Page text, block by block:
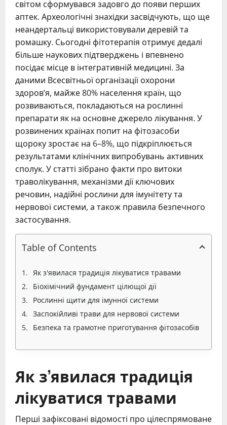
світом сформувався задовго до появи перших
аптек. Археологічні знахідки засвідчують, що ще
неандертальці використовували деревій та
ромашку. Сьогодні фітотерапія отримує дедалі
більше наукових підтверджень і впевнено
посідає місце в інтегративній медицині. За
даними Всесвітньої організації охорони
здоров’я, майже 80% населення країн, що
розвиваються, покладаються на рослинні
препарати як на основне джерело лікування. У
розвинених країнах попит на фітозасоби
щороку зростає на 6–8%, що підкріплюється
результатами клінічних випробувань активних
сполук. У статті зібрано факти про витоки
траволікування, механізми дії ключових
речовин, надійні рослини для імунітету та
нервової системи, а також правила безпечного
застосування.
Table of Contents
Як з'явилася традиція лікуватися травами
Біохімічний фундамент цілющої дії
Рослинні щити для імунної системи
Заспокійливі трави для нервової системи
Безпека та грамотне приготування фітозасобів
Як з’явилася традиція
лікуватися травами
Перші зафіксовані відомості про цілеспрямоване